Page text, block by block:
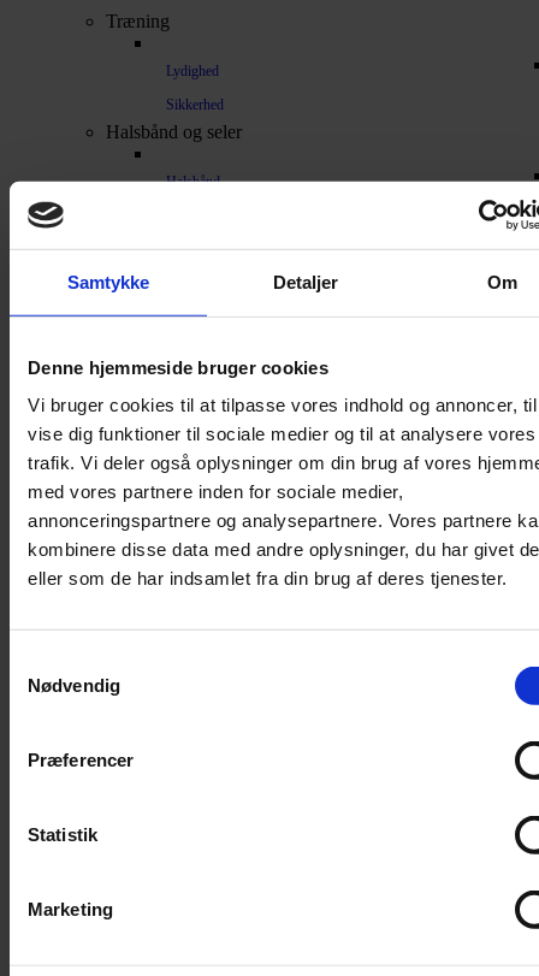
Samtykke Detaljer Om
Denne hjemmeside bruger cookies
Vi bruger cookies til at tilpasse vores indhold og annoncer,
vise dig funktioner til sociale medier og til at analysere vores
trafik. Vi deler også oplysninger om din brug af vores
med vores partnere inden for sociale medier,
annonceringspartnere og analysepartnere. Vores partnere
kombinere disse data med andre oplysninger, du har givet
eller som de har indsamlet fra din brug af deres tjenester.
Nødvendig
Præferencer
Statistik
Marketing
Træning
Lydighed
Sikkerhed
Halsbånd og seler
Halsbånd
Seler / Liner
Kattetoilet
Kattetoilet
Sandmåtter
Grusskovl
Luftrenser / Lugtfjerner
Affaldsposer